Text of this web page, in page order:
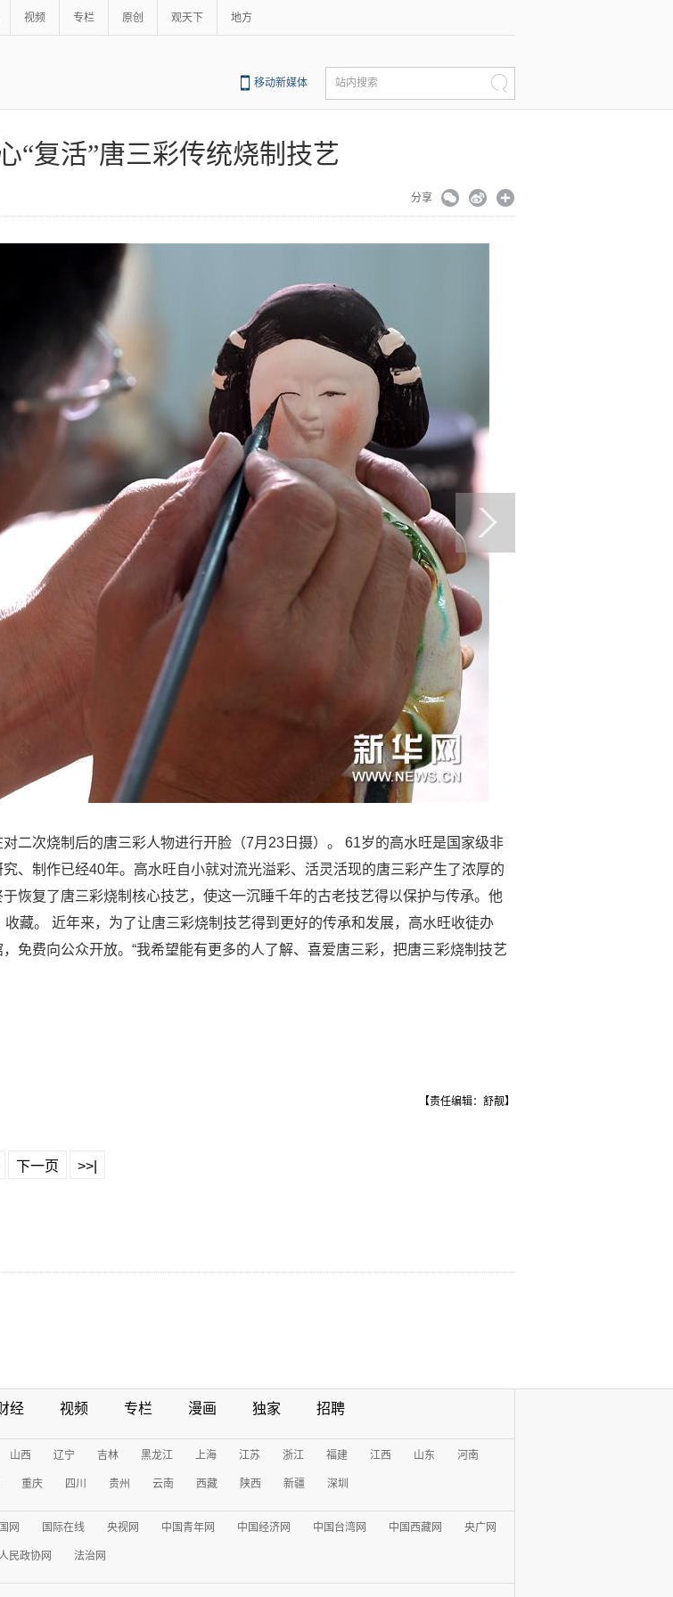
视频 专栏 原创 观天下 地方
移动新媒体 站内搜索
“复活”唐三彩传统烧制技艺
分享
二次烧制后的唐三彩人物进行开脸（7月23日摄）。 61岁的高水旺是国家级非
、制作已经40年。高水旺自小就对流光溢彩、活灵活现的唐三彩产生了浓厚的
恢复了唐三彩烧制核心技艺，使这一沉睡千年的古老技艺得以保护与传承。他
藏。 近年来，为了让唐三彩烧制技艺得到更好的传承和发展，高水旺收徒办
免费向公众开放。“我希望能有更多的人了解、喜爱唐三彩，把唐三彩烧制技艺
【责任编辑：舒靓】
下一页 >>|
经 视频 专栏 漫画 独家 招聘
山西 辽宁 吉林 黑龙江 上海 江苏 浙江 福建 江西 山东 河南
重庆 四川 贵州 云南 西藏 陕西 新疆 深圳
网 国际在线 央视网 中国青年网 中国经济网 中国台湾网 中国西藏网 央广网
民政协网 法治网